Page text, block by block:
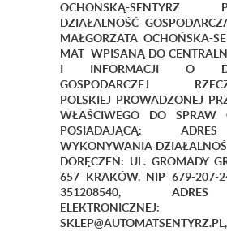
OCHOŃSKĄ-SENTYRZ
DZIAŁALNOŚĆ
MAŁGORZATA OCHOŃSKA-
MAT WPISANĄ DO
I INFORMACJI O
GOSPODARCZEJ
POLSKIEJ PROWADZONEJ
WŁAŚCIWEGO DO SPRAW
POSIADAJĄCĄ:
WYKONYWANIA
DORĘCZEŃ: UL. GROMADY
657 KRAKÓW, NIP 679-207-
351208540,
ELEKTRONICZNEJ: